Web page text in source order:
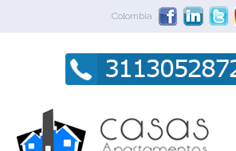
Colombia